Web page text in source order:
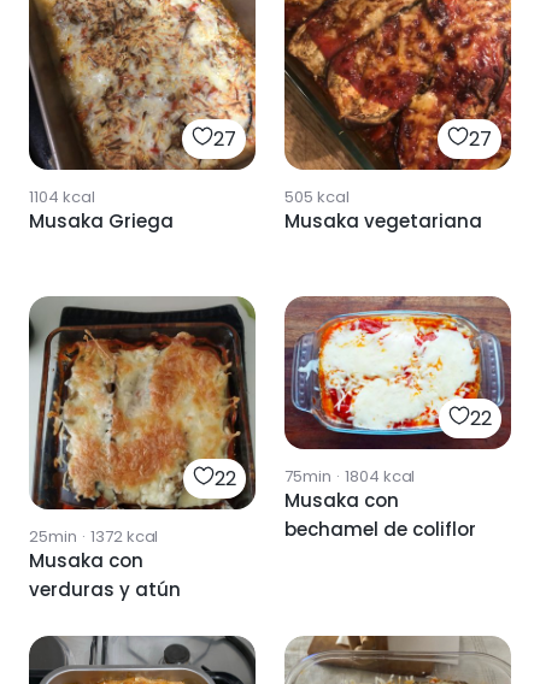
27
1104 kcal
Musaka Griega
27
505 kcal
Musaka vegetariana
22
25min · 1372kcal
Musaka con
verduras y atún
22
75min · 1804 kcal
Musaka con
bechamel de coliflor